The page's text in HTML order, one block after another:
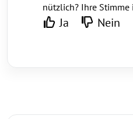
nützlich? Ihre
Ja Nein